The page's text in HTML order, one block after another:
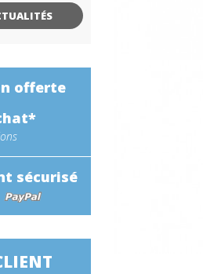
offerte
sécurisé